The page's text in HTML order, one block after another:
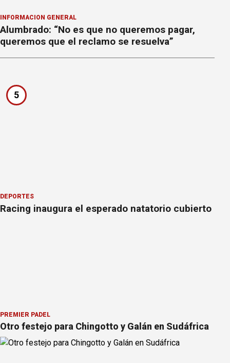
INFORMACION GENERAL
Alumbrado: “No es que no queremos pagar,
queremos que el reclamo se resuelva”
5
DEPORTES
Racing inaugura el esperado natatorio cubierto
PREMIER PÁDEL
Otro festejo para Chingotto y Galán en Sudáfrica